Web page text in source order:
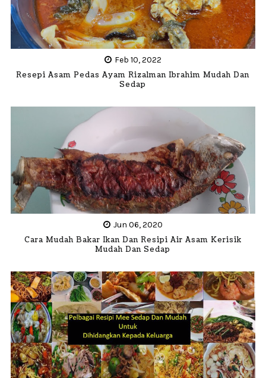
Feb 10, 2022
Resepi Asam Pedas Ayam Rizalman Ibrahim Mudah Dan
Sedap
Jun 06, 2020
Cara Mudah Bakar Ikan Dan Resipi Air Asam Kerisik
Mudah Dan Sedap